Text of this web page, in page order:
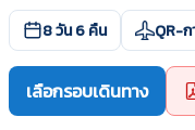
8 วัน 6 คืน QR-ก
เลือกรอบเดินทาง